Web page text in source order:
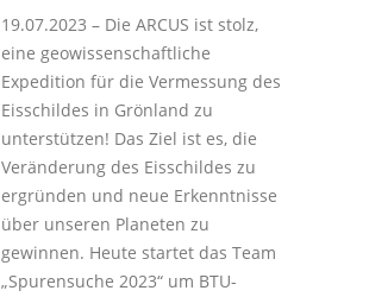
19.07.2023 – Die ARCUS ist stolz,
eine geowissenschaftliche
Expedition für die Vermessung des
Eisschildes in Grönland zu
unterstützen! Das Ziel ist es, die
Veränderung des Eisschildes zu
ergründen und neue Erkenntnisse
über unseren Planeten zu
gewinnen. Heute startet das Team
„Spurensuche 2023“ um BTU-